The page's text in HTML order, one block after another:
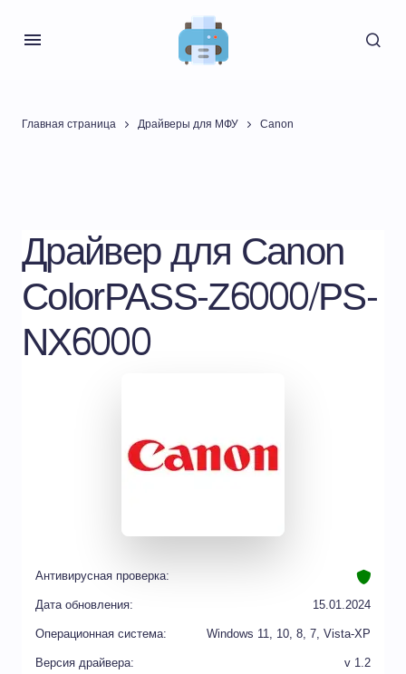
Главная страница Драйверы для МФУ Canon
Драйвер для Canon
ColorPASS-Z6000/PS-
NX6000
Антивирусная проверка:
Дата обновления: 15.01.2024
Операционная система: Windows 11, 10, 8, 7, Vista-XP
Версия драйвера: v 1.2